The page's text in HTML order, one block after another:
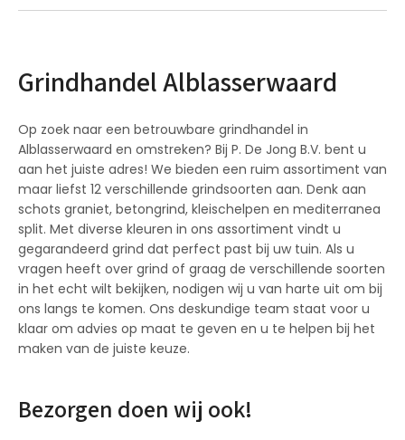
Grindhandel Alblasserwaard
Op zoek naar een betrouwbare grindhandel in
Alblasserwaard en omstreken? Bij P. De Jong B.V. bent u
aan het juiste adres! We bieden een ruim assortiment van
maar liefst 12 verschillende grindsoorten aan. Denk aan
schots graniet, betongrind, kleischelpen en mediterranea
split. Met diverse kleuren in ons assortiment vindt u
gegarandeerd grind dat perfect past bij uw tuin. Als u
vragen heeft over grind of graag de verschillende soorten
in het echt wilt bekijken, nodigen wij u van harte uit om bij
ons langs te komen. Ons deskundige team staat voor u
klaar om advies op maat te geven en u te helpen bij het
maken van de juiste keuze.
Bezorgen doen wij ook!